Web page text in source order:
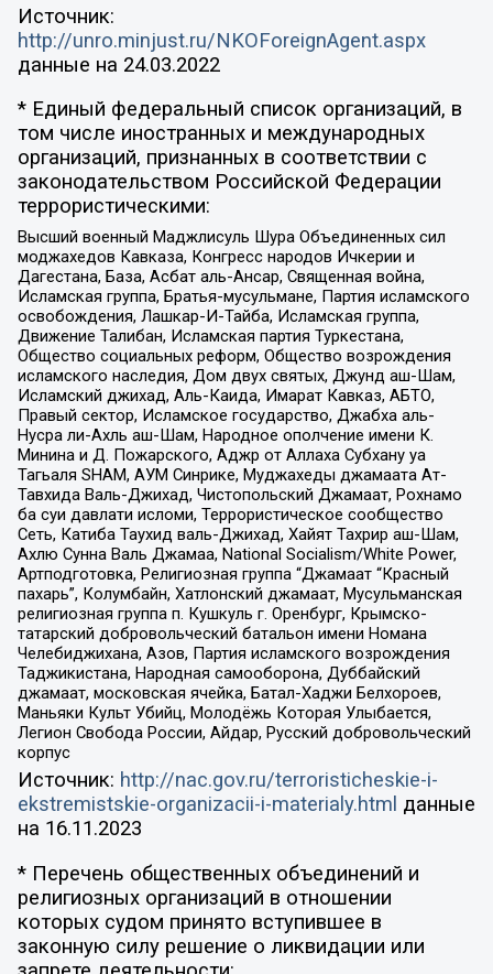
Источник:
http://unro.minjust.ru/NKOForeignAgent.aspx
данные на 24.03.2022
* Единый федеральный список организаций, в
том числе иностранных и международных
организаций, признанных в соответствии с
законодательством Российской Федерации
террористическими:
Высший военный Маджлисуль Шура Объединенных сил
моджахедов Кавказа, Конгресс народов Ичкерии и
Дагестана, База, Асбат аль-Ансар, Священная война,
Исламская группа, Братья-мусульмане, Партия исламского
освобождения, Лашкар-И-Тайба, Исламская группа,
Движение Талибан, Исламская партия Туркестана,
Общество социальных реформ, Общество возрождения
исламского наследия, Дом двух святых, Джунд аш-Шам,
Исламский джихад, Аль-Каида, Имарат Кавказ, АБТО,
Правый сектор, Исламское государство, Джабха аль-
Нусра ли-Ахль аш-Шам, Народное ополчение имени К.
Минина и Д. Пожарского, Аджр от Аллаха Субхану уа
Тагьаля SHAM, АУМ Синрике, Муджахеды джамаата Ат-
Тавхида Валь-Джихад, Чистопольский Джамаат, Рохнамо
ба суи давлати исломи, Террористическое сообщество
Сеть, Катиба Таухид валь-Джихад, Хайят Тахрир аш-Шам,
Ахлю Сунна Валь Джамаа, National Socialism/White Power,
Артподготовка, Религиозная группа “Джамаат “Красный
пахарь”, Колумбайн, Хатлонский джамаат, Мусульманская
религиозная группа п. Кушкуль г. Оренбург, Крымско-
татарский добровольческий батальон имени Номана
Челебиджихана, Азов, Партия исламского возрождения
Таджикистана, Народная самооборона, Дуббайский
джамаат, московская ячейка, Батал-Хаджи Белхороев,
Маньяки Культ Убийц, Молодёжь Которая Улыбается,
Легион Свобода России, Айдар, Русский добровольческий
корпус
Источник: http://nac.gov.ru/terroristicheskie-i-
ekstremistskie-organizacii-i-materialy.html данные
на 16.11.2023
* Перечень общественных объединений и
религиозных организаций в отношении
которых судом принято вступившее в
законную силу решение о ликвидации или